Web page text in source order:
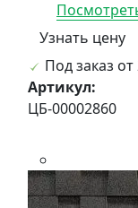
Узнать цену
Под заказ от
Артикул:
ЦБ-00002860